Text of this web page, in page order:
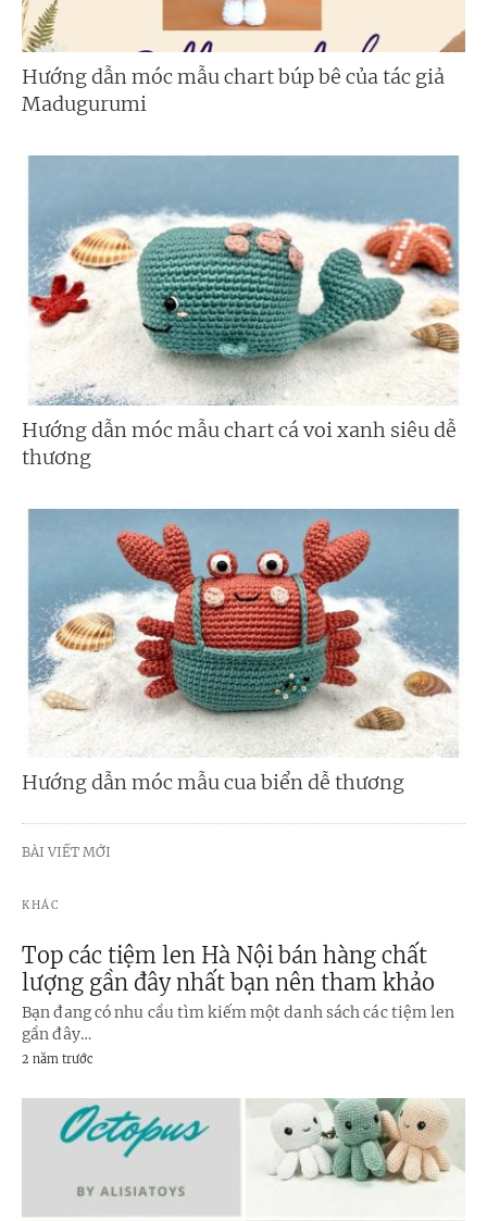
Hướng dẫn móc mẫu chart búp bê của tác giả
Madugurumi
Hướng dẫn móc mẫu chart cá voi xanh siêu dễ
thương
Hướng dẫn móc mẫu cua biển dễ thương
BÀI VIẾT MỚI
KHÁC
Top các tiệm len Hà Nội bán hàng chất
lượng gần đây nhất bạn nên tham khảo
Bạn đang có nhu cầu tìm kiếm một danh sách các tiệm len
gần đây…
2 năm trước